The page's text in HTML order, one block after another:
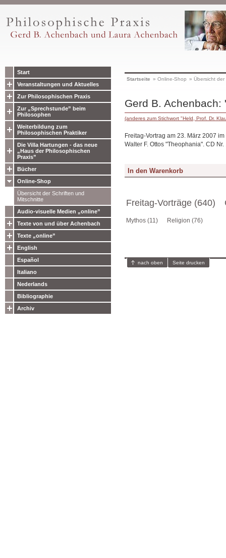
Start
Veranstaltungen und Aktuelles
Zur Philosophischen Praxis
Zur „Sprechstunde” beim
Philosophen
Weiterbildung zum
Philosophischen Praktiker
Die Villa Hartungen - das neue
„Haus der Philosophischen
Praxis”
Bücher
Online-Shop
Übersicht der Schriften und
Mitschnitte
Audio-visuelle Medien „online”
Texte von und über Achenbach
Texte „online”
English
Español
Italiano
Nederlands
Bibliographie
Archiv
Startseite » Online-Shop » Übersicht
Gerd B. Achenbach:
(anderes zum Stichwort "Held, Prof. Dr.
Freitag-Vortrag am 23. März 2007
Walter F. Ottos "Theophania". CD Nr.
Freitag-Vorträge (640)
Mythos (11) Religion (76)
nach oben Seite drucken